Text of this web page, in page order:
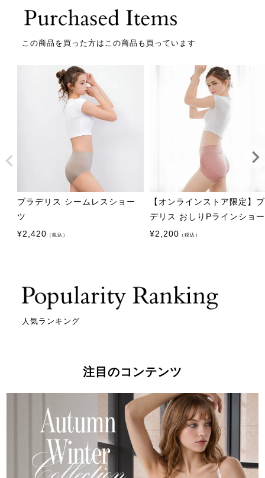
この商品を買った方はこの商品も買っています
ブラデリス シームレスショー
ツ
¥2,420 （税込）
【オンラインストア限定】
デリス おしりPラインショ
¥2,200 （税込）
人気ランキング
注目のコンテンツ